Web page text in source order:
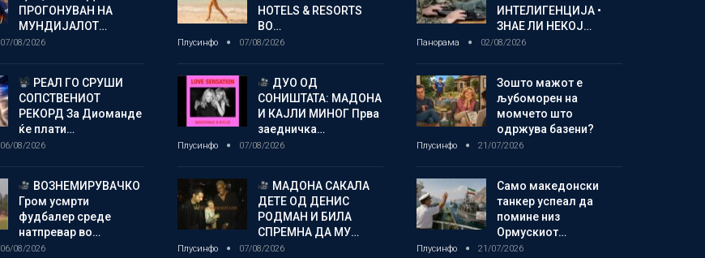
ПРОГОНУВАН НА
МУНДИЈАЛОТ…
07/08/2026
РЕАЛ ГО СРУШИ
СОПСТВЕНИОТ
РЕКОРД За Диоманде
ќе плати…
06/08/2026
ВОЗНЕМИРУВАЧКО
Гром усмрти
фудбалер среде
натпревар во…
06/08/2026
HOTELS & RESORTS
ВО…
Плусинфо 07/08/2026
ДУО ОД
СОНИШТАТА: МАДОНА
И КАЈЛИ МИНОГ Прва
заедничка…
Плусинфо 07/08/2026
МАДОНА САКАЛА
ДЕТЕ ОД ДЕНИС
РОДМАН И БИЛА
СПРЕМНА ДА МУ…
Плусинфо 07/08/2026
ИНТЕЛИГЕНЦИЈА •
ЗНАЕ ЛИ НЕКОЈ…
Панорама 02/08/2026
Зошто мажот е
љубоморен на
момчето што
одржува базени?
Плусинфо 21/07/2026
Само македонски
танкер успеал да
помине низ
Ормускиот…
Плусинфо 21/07/2026